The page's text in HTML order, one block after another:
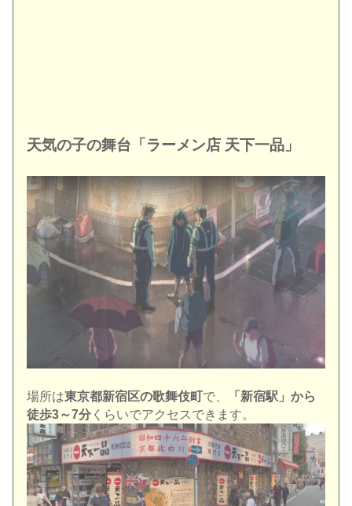
天気の子の舞台「ラーメン店 天下一品」
場所は東京都新宿区の歌舞伎町で、
「新宿駅」から
徒歩3～7分 くらいでアクセスできます。